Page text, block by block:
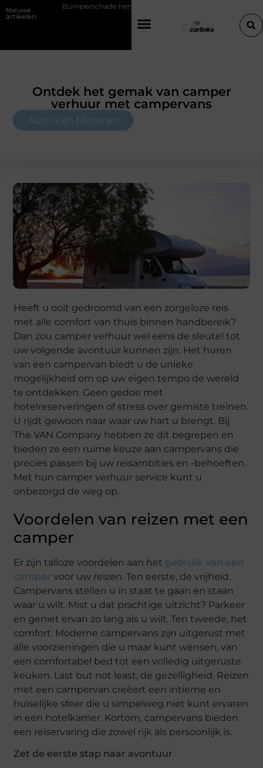
Nieuwe
artikelen
herstellen: repareren of de bumper vervangen?
Ontdek het gemak van camper
verhuur met campervans
Auto’s en Motoren
Heeft u ooit gedroomd van een zorgeloze reis
met alle comfort van thuis binnen handbereik?
Dan zou camper verhuur wel eens de sleutel tot
uw volgende avontuur kunnen zijn. Het huren
van een campervan biedt u de unieke
mogelijkheid om op uw eigen tempo de wereld
te ontdekken. Geen gedoe met
hotelreserveringen of stress over gemiste treinen.
U rijdt gewoon naar waar uw hart u brengt. Bij
The VAN Company hebben ze dit begrepen en
bieden ze een ruime keuze aan campervans die
precies passen bij uw reisambities en -behoeften.
Met hun camper verhuur service kunt u
onbezorgd de weg op.
Voordelen van reizen met een
camper
Er zijn talloze voordelen aan het gebruik van een
camper voor uw reizen. Ten eerste, de vrijheid.
Campervans stellen u in staat te gaan en staan
waar u wilt. Mist u dat prachtige uitzicht? Parkeer
en geniet ervan zo lang als u wilt. Ten tweede, het
comfort. Moderne campervans zijn uitgerust met
alle voorzieningen die u maar kunt wensen, van
een comfortabel bed tot een volledig uitgeruste
keuken. Last but not least, de gezelligheid. Reizen
met een campervan creëert een intieme en
huiselijke sfeer die u simpelweg niet kunt ervaren
in een hotelkamer. Kortom, campervans bieden
een reiservaring die zowel rijk als persoonlijk is.
Zet de eerste stap naar avontuur